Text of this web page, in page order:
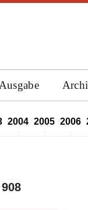
2004 2005 2006